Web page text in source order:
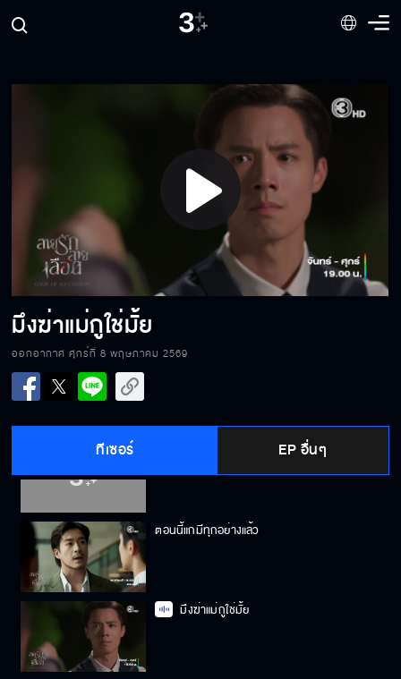
Play
Video
มึงฆ่าแม่กูใช่มั้ย
ออกอากาศ ศุกร์ที่ 8 พฤษภาคม 2569
ทีเซอร์ EP อื่นๆ
ผมจะเป็นผู้นำตระกูลเอง
ฉันเป็นคนเห็นแก่ตัวแบบนั้นแหละ
ตอนนี้แกมีทุกอย่างแล้ว
มึงฆ่าแม่กูใช่มั้ย